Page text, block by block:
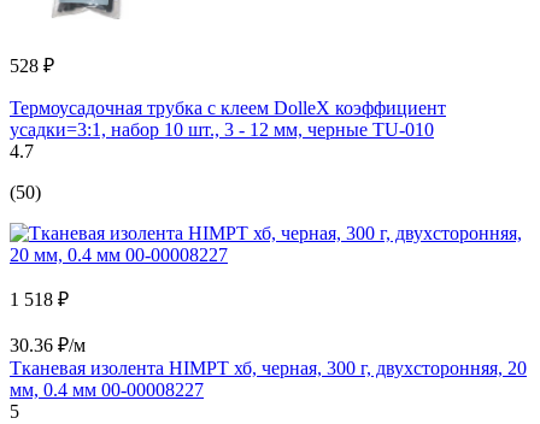
528 ₽
Термоусадочная трубка с клеем DolleX коэффициент
усадки=3:1, набор 10 шт., 3 - 12 мм, черные TU-010
4.7
(50)
1 518 ₽
30.36 ₽/м
Тканевая изолента HIMPT хб, черная, 300 г, двухсторонняя, 20
мм, 0.4 мм 00-00008227
5